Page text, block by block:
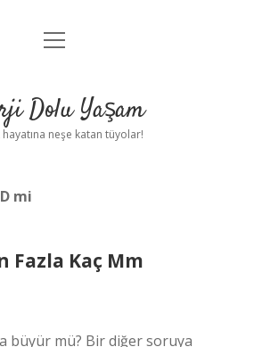
Anasayfa
Yasal Uyarı
menüyü
Dolu Yaşam
hayatına neşe katan tüyolar!
mi
Fazla Kaç Mm
büyür mü? Bir diğer soruya